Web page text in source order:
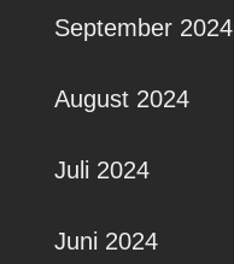
September 2024
August 2024
Juli 2024
Juni 2024